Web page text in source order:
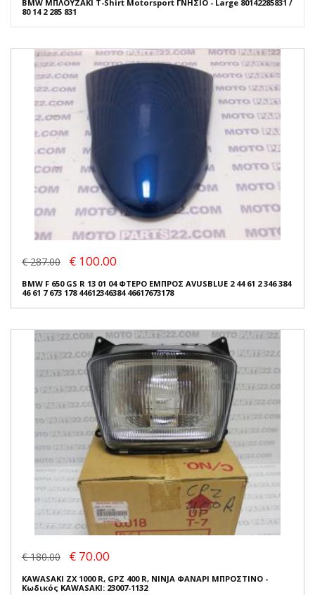
BMW ΜΠΛΟΥΖΑΚΙ T-Shirt Motorsport ΓΝΗΣΙΟ - Large 80142285831 /
80 14 2 285 831
€ 287.00 € 100.00
BMW F 650 GS R 13 01 04 ΦΤΕΡΟ ΕΜΠΡΟΣ AVUSBLUE 2 44 61 2 346 384
46 61 7 673 178 44612346384 46617673178
€ 180.00 € 70.00
KAWASAKI ZX 1000 R, GPZ 400 R, NINJA ΦΑΝΑΡΙ ΜΠΡΟΣΤΙΝΟ -
Κωδικός KAWASAKI: 23007-1132